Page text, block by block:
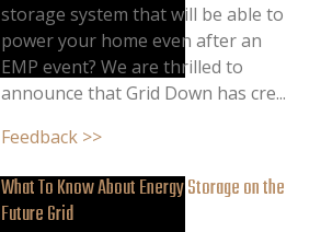
storage system that will be able to
power your home even after an
EMP event? We are thrilled to
announce that Grid Down has cre...
Feedback >>
What To Know About Energy Storage on the
Future Grid